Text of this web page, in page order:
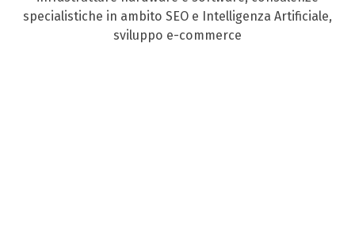
specialistiche in ambito SEO e Intelligenza Artificiale,
sviluppo e-commerce